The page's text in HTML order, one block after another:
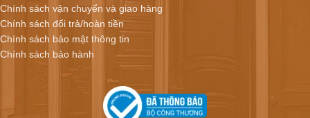
Chính sách vận chuyển và giao hàng
Chính sách đổi trả/hoàn tiền
Chính sách bảo mật thông tin
Chính sách bảo hành